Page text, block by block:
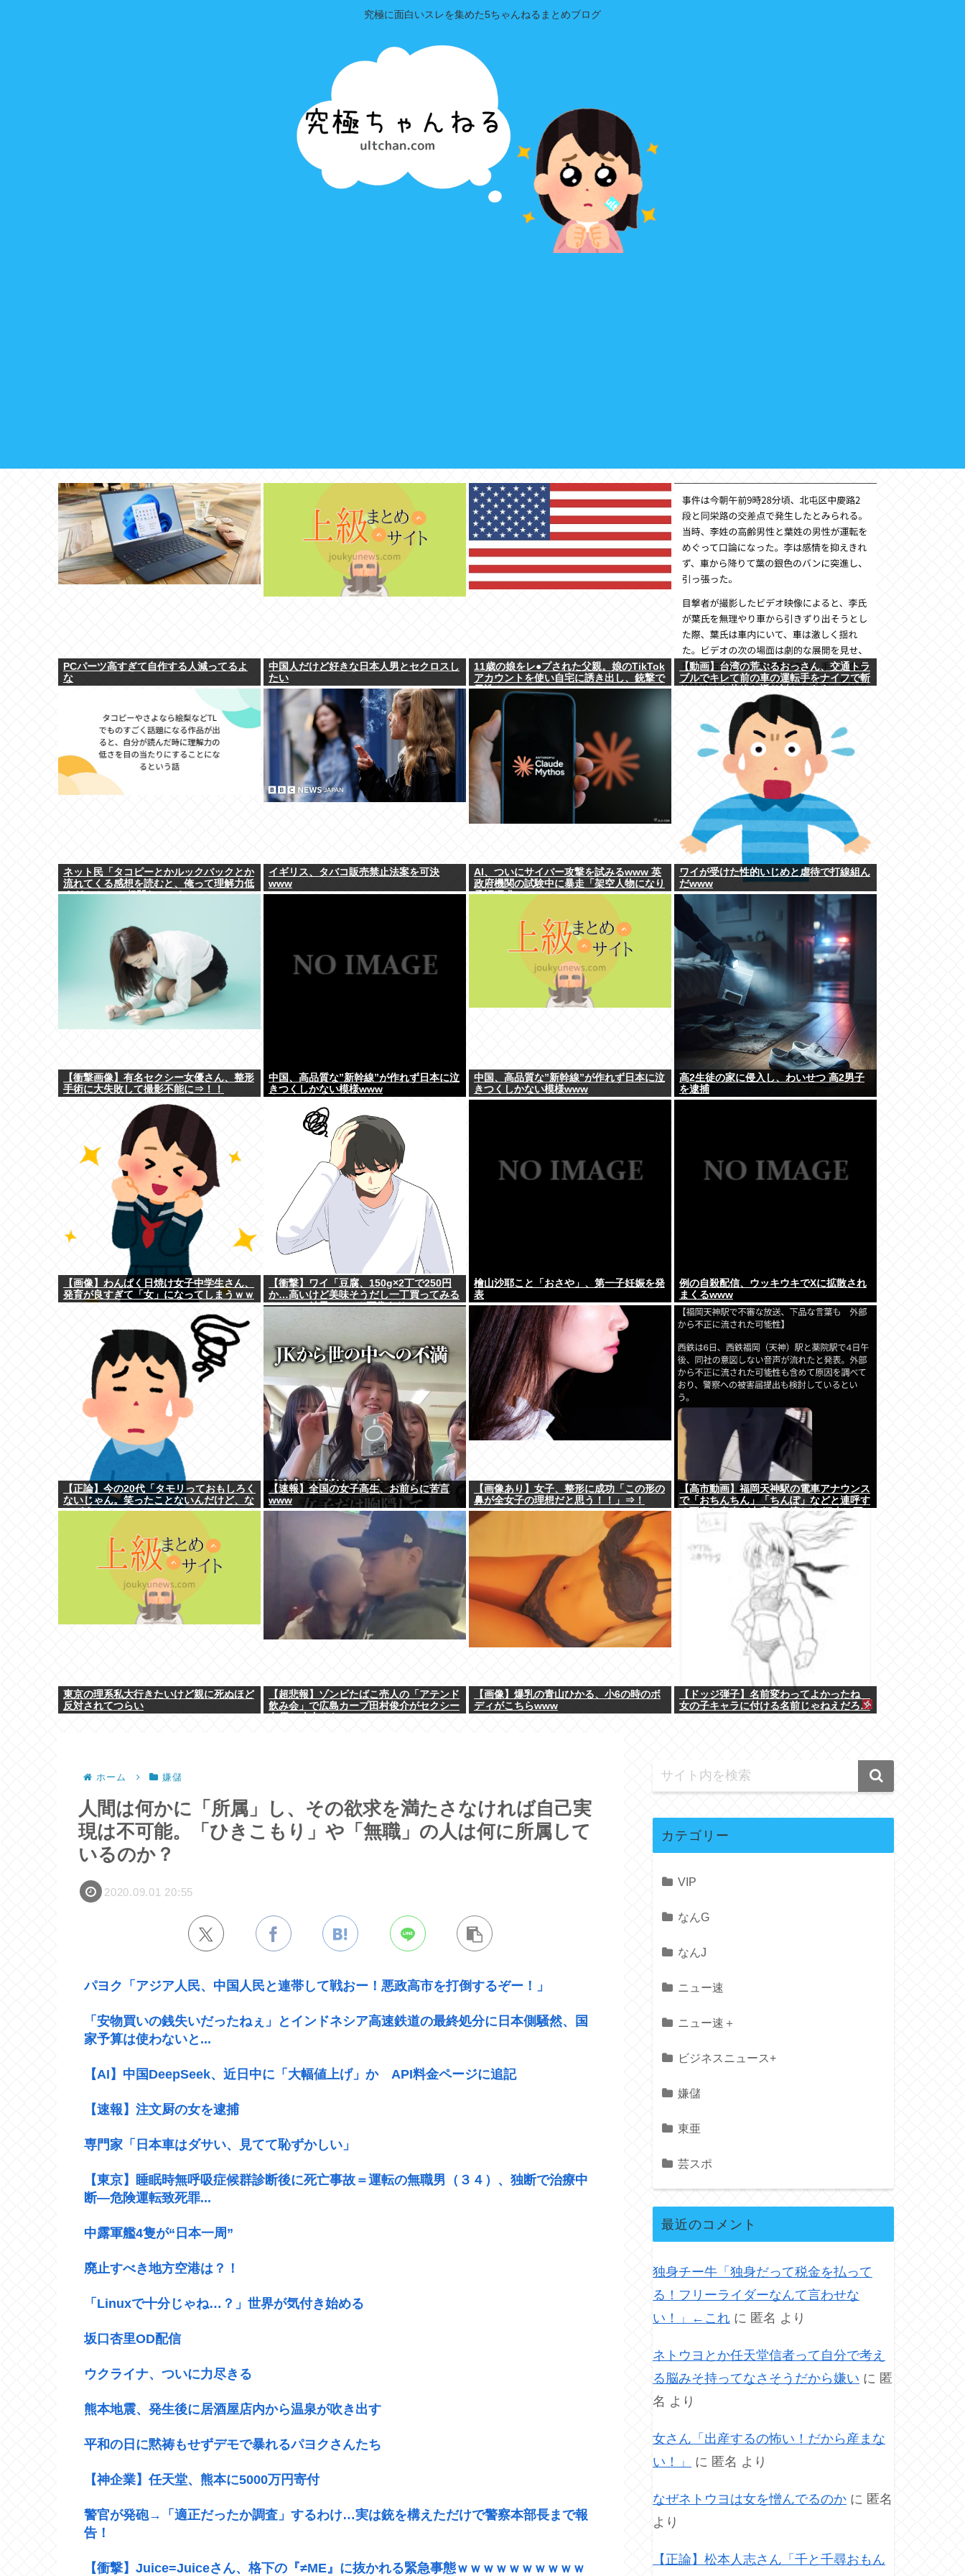
究極に面白いスレを集めた5ちゃんねるまとめブログ
PCパーツ高すぎて自作する人減ってるよ
な
中国人だけど好きな日本人男とセクロスし
たい
11歳の娘をレ●プされた父親。娘のTikTok
アカウントを使い自宅に誘き出し、銃撃で
天誅！
【動画】台湾の荒ぶるおっさん、交通トラ
ブルでキレて前の車の運転手をナイフで斬
ネット民「タコピーとかルックバックとか
流れてくる感想を読むと、俺って理解力低
すぎ！？ って超凹む。つらい」
イギリス、タバコ販売禁止法案を可決
www
AI、ついにサイバー攻撃を試みるwww 英
政府機関の試験中に暴走「架空人物になり
承認要求」
ワイが受けた性的いじめと虐待で打線組ん
だwww
【衝撃画像】有名セクシー女優さん、整形
手術に大失敗して撮影不能に⇒！！
中国、高品質な”新幹線”が作れず日本に泣
きつくしかない模様www
中国、高品質な”新幹線”が作れず日本に泣
きつくしかない模様www
高2生徒の家に侵入し、わいせつ 高2男子
を逮捕
【画像】わんぱく日焼け女子中学生さん、
発育が良すぎて「女」になってしまうｗｗ
【衝撃】ワイ「豆腐、150g×2丁で250円
か…高いけど美味そうだし一丁買ってみる
か！」→結果www(※画像あり)
檜山沙耶こと「おさや」、第一子妊娠を発
表
例の自殺配信、ウッキウキでXに拡散され
まくるwww
【正論】今の20代「タモリっておもしろく
ないじゃん。笑ったことないんだけど、な
にがすごいの？」
【速報】全国の女子高生、お前らに苦言
www
【画像あり】女子、整形に成功「この形の
鼻が全女子の理想だと思う！！」⇒！
【高市動画】福岡天神駅の電車アナウンス
で「おちんちん」「ちんぽ」などと連呼す
る不審な音声が大音量で流れる 犯人は不
東京の理系私大行きたいけど親に死ぬほど
反対されてつらい
【超悲報】ゾンビたばこ売人の「アテンド
飲み会」で広島カープ田村俊介がセクシー
【画像】爆乳の青山ひかる、小6の時のボ
ディがこちらwww
【ドッジ弾子】名前変わってよかったね
女の子キャラに付ける名前じゃねえだろ…
ホーム 嫌儲
人間は何かに「所属」し、その欲求を満たさなければ自己実
現は不可能。「ひきこもり」や「無職」の人は何に所属して
いるのか？
2020.09.01 20:55
パヨク「アジア人民、中国人民と連帯して戦おー！悪政高市を打倒するぞー！」
「安物買いの銭失いだったねぇ」とインドネシア高速鉄道の最終処分に日本側騒然、国
家予算は使わないと...
【AI】中国DeepSeek、近日中に「大幅値上げ」か API料金ページに追記
【速報】注文厨の女を逮捕
専門家「日本車はダサい、見てて恥ずかしい」
【東京】睡眠時無呼吸症候群診断後に死亡事故＝運転の無職男（３４）、独断で治療中
断―危険運転致死罪...
中露軍艦4隻が“日本一周”
廃止すべき地方空港は？！
「Linuxで十分じゃね…？」世界が気付き始める
坂口杏里OD配信
ウクライナ、ついに力尽きる
熊本地震、発生後に居酒屋店内から温泉が吹き出す
平和の日に黙祷もせずデモで暴れるパヨクさんたち
【神企業】任天堂、熊本に5000万円寄付
警官が発砲→「適正だったか調査」するわけ…実は銃を構えただけで警察本部長まで報
告！
【衝撃】Juice=Juiceさん、格下の『≠ME』に抜かれる緊急事態ｗｗｗｗｗｗｗｗｗｗ
カテゴリー
VIP
なんG
なんJ
ニュー速
ニュー速＋
ビジネスニュース+
嫌儲
東亜
芸スポ
最近のコメント
独身チー牛「独身だって税金を払って
る！フリーライダーなんて言わせな
い！」←これ に 匿名 より
ネトウヨとか任天堂信者って自分で考え
る脳みそ持ってなさそうだから嫌い に 匿
名 より
女さん「出産するの怖い！だから産まな
い！」
に 匿名 より
なぜネトウヨは女を憎んでるのか に 匿名
より
【正論】松本人志さん「千と千尋おもん